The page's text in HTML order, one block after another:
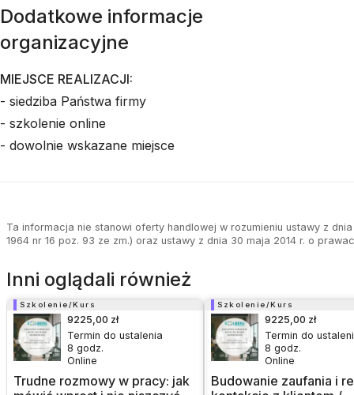
Dodatkowe informacje
organizacyjne
MIEJSCE REALIZACJI:
- siedziba Państwa firmy
- szkolenie online
- dowolnie wskazane miejsce
Ta informacja nie stanowi oferty handlowej w rozumieniu ustawy z
1964 nr 16 poz. 93 ze zm.) oraz ustawy z dnia 30 maja 2014 r. o
Inni oglądali również
Szkolenie/Kurs
Trudne rozmowy w pracy: jak
9225,00 zł
Termin do ustalenia
8 godz.
Online
Szkolenie/Kurs
Budowanie zaufania i
9225,00 zł
Termin do
8 godz.
Online